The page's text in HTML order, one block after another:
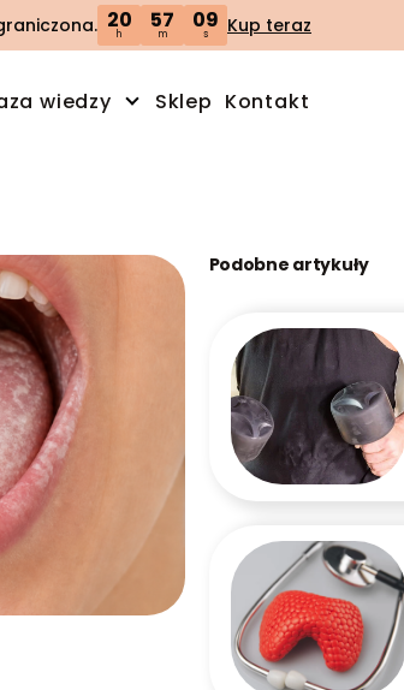
20
h
57
m
08
s Kup teraz
wiedzy Sklep Kontakt
Podobne artykuły